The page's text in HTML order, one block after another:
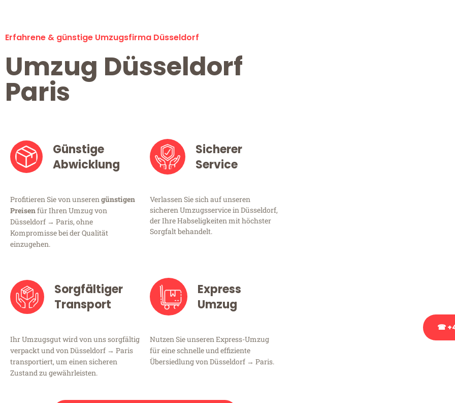
Erfahrene & günstige Umzugsfirma Düsseldorf
Umzug Düsseldorf
Paris
Günstige
Abwicklung
Profitieren Sie von unserengünstigen
Preisenfür Ihren Umzug von
Düsseldorf → Paris, ohne
Kompromisse bei der Qualität
einzugehen.
Sicherer
Service
Verlassen Sie sich auf unseren
sicheren Umzugsservice in Düsseldorf,
der Ihre Habseligkeiten mit höchster
Sorgfalt behandelt.
Sorgfältiger
Transport
Ihr Umzugsgut wird von uns sorgfältig
verpackt und von Düsseldorf → Paris
transportiert, um einen sicheren
Zustand zu gewährleisten.
Express
Umzug
Nutzen Sie unseren Express-Umzug
für eine schnelle und effiziente
Übersiedlung von Düsseldorf → Paris.
☎